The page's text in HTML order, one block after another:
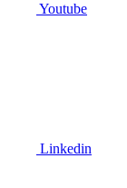
Youtube
Linkedin